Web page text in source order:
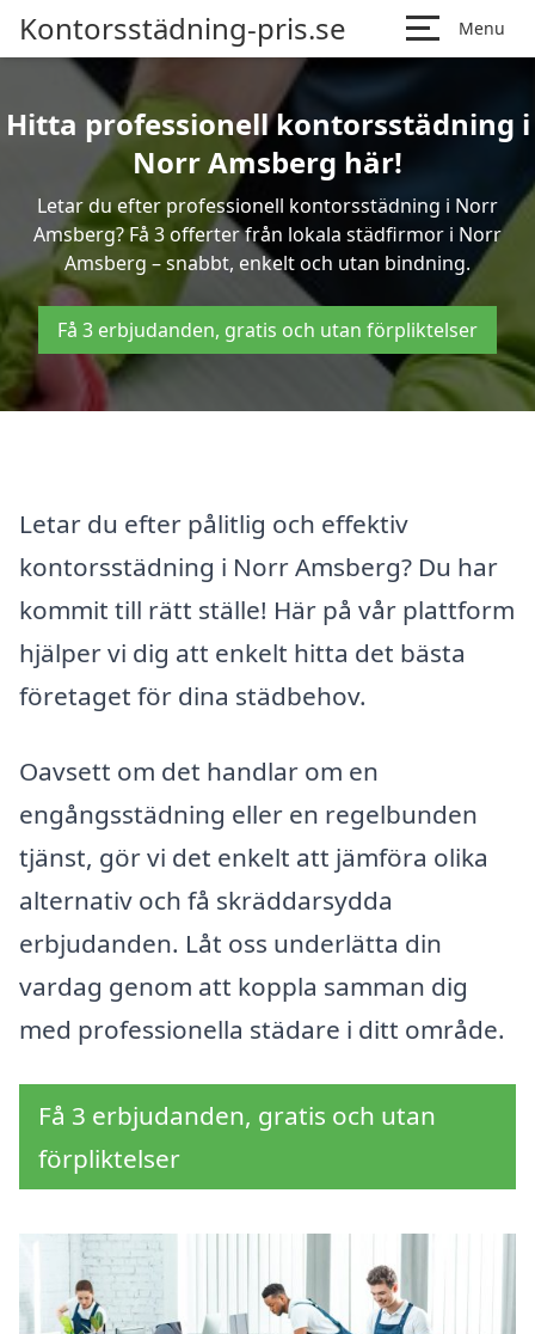
Kontorsstädning-pris.se Menu
Hitta professionell kontorsstädning i
Norr Amsberg här!
Letar du efter professionell kontorsstädning i Norr
Amsberg? Få 3 offerter från lokala städfirmor i Norr
Amsberg – snabbt, enkelt och utan bindning.
Få 3 erbjudanden, gratis och utan förpliktelser
Letar du efter pålitlig och effektiv
kontorsstädning i Norr Amsberg? Du har
kommit till rätt ställe! Här på vår plattform
hjälper vi dig att enkelt hitta det bästa
företaget för dina städbehov.
Oavsett om det handlar om en
engångsstädning eller en regelbunden
tjänst, gör vi det enkelt att jämföra olika
alternativ och få skräddarsydda
erbjudanden. Låt oss underlätta din
vardag genom att koppla samman dig
med professionella städare i ditt område.
Få 3 erbjudanden, gratis och utan
förpliktelser